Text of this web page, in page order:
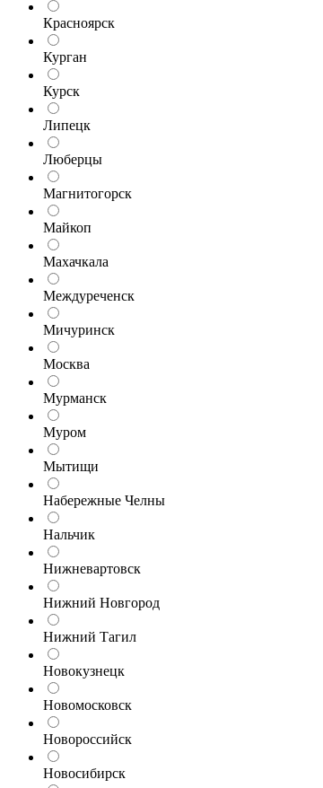
Красноярск
Курган
Курск
Липецк
Люберцы
Магнитогорск
Майкоп
Махачкала
Междуреченск
Мичуринск
Москва
Мурманск
Муром
Мытищи
Набережные Челны
Нальчик
Нижневартовск
Нижний Новгород
Нижний Тагил
Новокузнецк
Новомосковск
Новороссийск
Новосибирск